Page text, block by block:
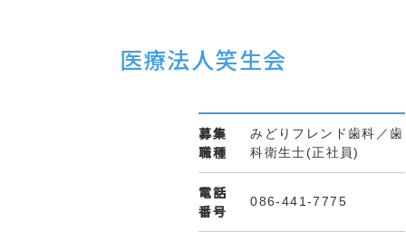
医療法人笑生会
募集
職種
みどりフレンド歯科／歯
科衛生士(正社員)
電話
番号
086-441-7775